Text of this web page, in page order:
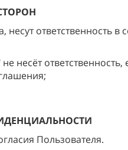
ответственность в
несёт ответственность,
Пользователя.